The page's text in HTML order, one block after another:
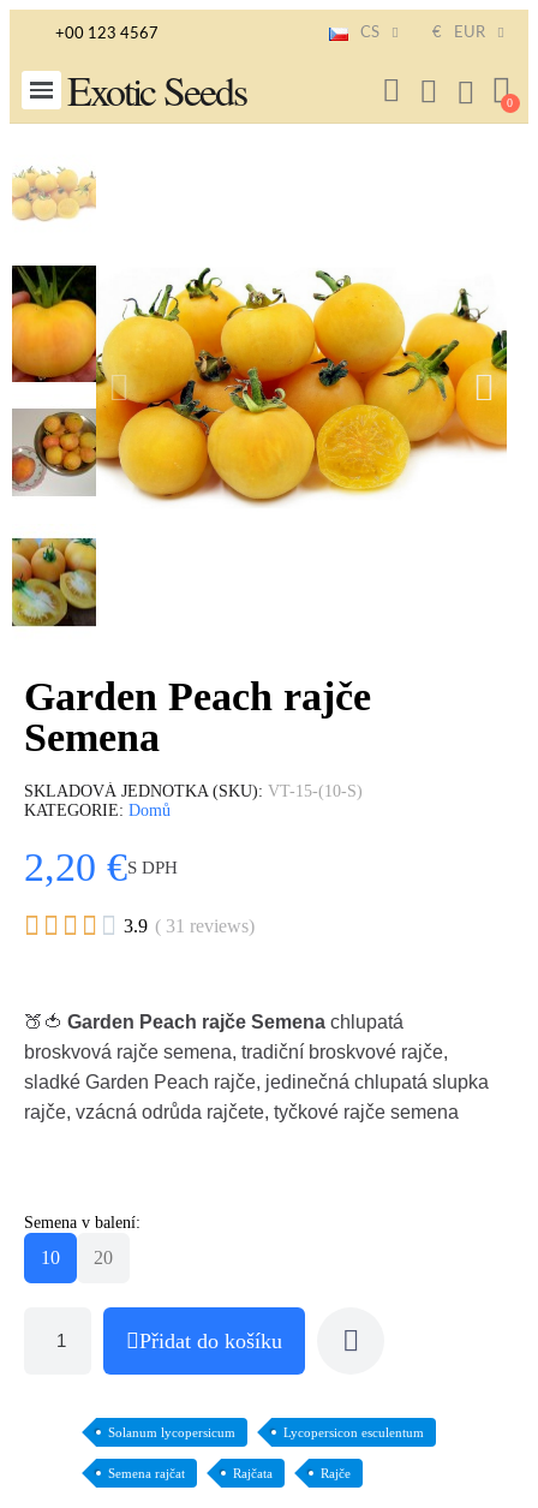
+00 123 4567 CS € EUR
Exotic Seeds
Garden Peach rajče
Semena
SKLADOVÁ JEDNOTKA (SKU) VT-15-(10-S)
KATEGORIE Domů
2,20 €S DPH
     3.9 ( 31 reviews)
🍑🍅 Garden Peach rajče Semena chlupatá
broskvová rajče semena, tradiční broskvové rajče,
sladké Garden Peach rajče, jedinečná chlupatá slupka
rajče, vzácná odrůda rajčete, tyčkové rajče semena
Semena v balení:
10 20
Přidat do košíku
Solanum lycopersicum Lycopersicon esculentum
Semena rajčat Rajčata Rajče